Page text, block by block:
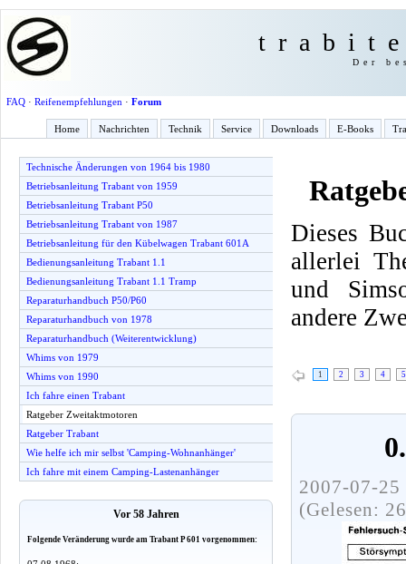
Der
FAQ· Reifenempfehlungen · Forum
Home Nachrichten Technik Service Downloads E-Books
Technische Änderungen von 1964 bis 1980
Betriebsanleitung Trabant von 1959
Betriebsanleitung Trabant P50
Betriebsanleitung Trabant von 1987
Betriebsanleitung für den Kübelwagen Trabant 601A
Bedienungsanleitung Trabant 1.1
Bedienungsanleitung Trabant 1.1 Tramp
Reparaturhandbuch P50/P60
Reparaturhandbuch von 1978
Reparaturhandbuch (Weiterentwicklung)
Whims von 1979
Whims von 1990
Ich fahre einen Trabant
Ratgeber Zweitaktmotoren
Ratgeber Trabant
Wie helfe ich mir selbst 'Camping-Wohnanhänger'
Ich fahre mit einem Camping-Lastenanhänger
Vor 58 Jahren
Folgende Veränderung wurde am Trabant P 601 vorgenommen:
Dieses
allerlei
und
andere
1 2 3 4 5
2007-07-
(Gelesen: